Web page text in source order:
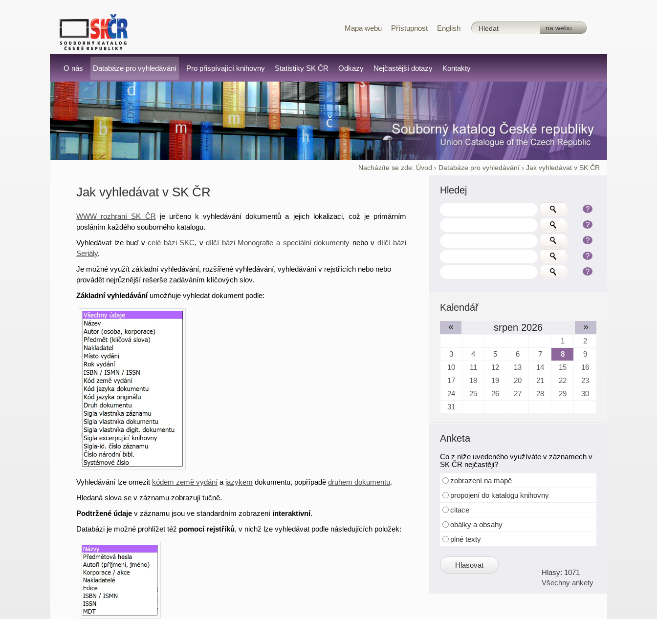
Mapa webu Přístupnost English
O nás Databáze pro vyhledávání Pro přispívající knihovny Statistiky SK ČR Odkazy Nejčastější dotazy Kontakty
Nacházíte se zde: Úvod › Databáze pro vyhledávání ›Jak vyhledávat v SK ČR
Jak vyhledávat v SK ČR
WWW rozhraní SK ČR je určeno k vyhledávání dokumentů a jejich lokalizaci, což je primárním
posláním každého souborného katalogu.
Vyhledávat lze buď vcelé bázi SKC, vdílčí bázi Monografie a speciální dokumenty nebo v dílčí bázi
Seriály.
Je možné využít základní vyhledávání, rozšířené vyhledávání, vyhledávání v rejstřících nebo nebo
provádět nejrůznější rešerše zadáváním klíčových slov.
Základní vyhledávání umožňuje vyhledat dokument podle:
Vyhledávání lze omezit kódem země vydání a jazykem dokumentu, popřípadědruhem dokumentu.
Hledaná slova se v záznamu zobrazují tučně.
Podtržené údaje v záznamu jsou ve standardním zobrazení interaktivní.
Databázi je možné prohlížet též pomocí rejstříků, v nichž lze vyhledávat podle následujících položek:
Hledej
?
?
?
?
?
Kalendář
«
srpen 2026 »
1
2
3
4 5 6 7 8
9
10
11 12 13 14 15
16
17
18 19 20 21 22
23
24
25 26 27 28 29
30
31
Anketa
Co z níže uvedeného využíváte v záznamech v
SK ČR nejčastěji?
zobrazení na mapě
propojení do katalogu knihovny
citace
obálky a obsahy
plné texty
1071
Všechny ankety